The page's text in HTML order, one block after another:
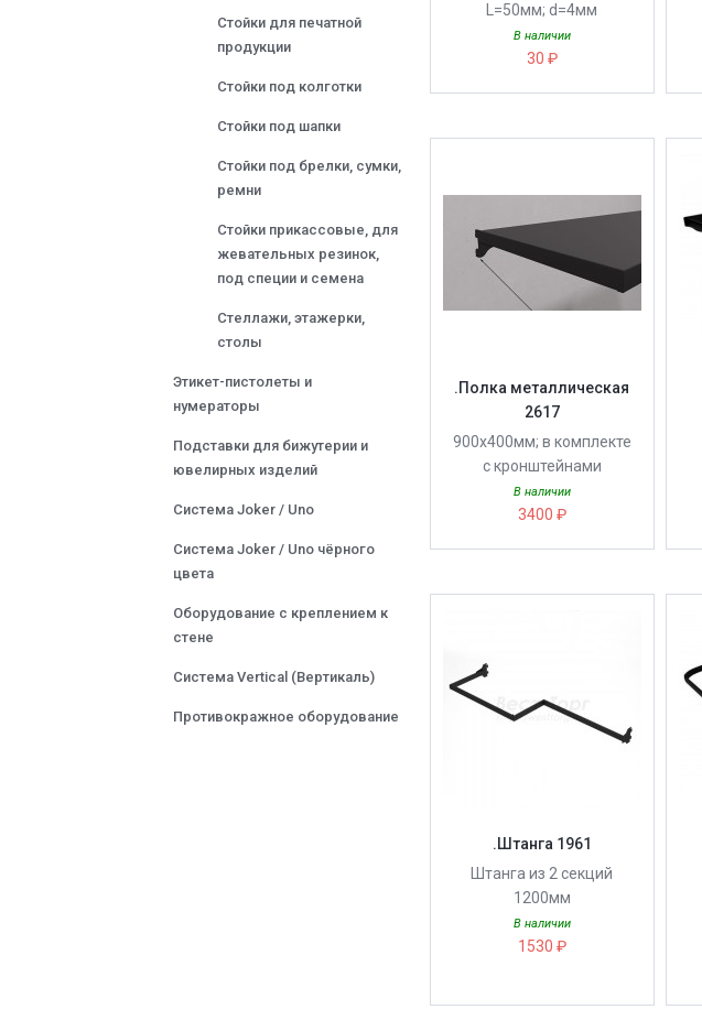
L=50мм; d=4мм
В наличии
30 ₽
.Полка металлическая
2617
900х400мм; в комплекте
с кронштейнами
В наличии
3400 ₽
.Штанга 1961
Штанга из 2 секций
1200мм
В наличии
1530 ₽
Стойки для печатной
продукции
Стойки под колготки
Стойки под шапки
Стойки под брелки, сумки,
ремни
Стойки прикассовые, для
жевательных резинок,
под специи и семена
Стеллажи, этажерки,
столы
Этикет-пистолеты и
нумераторы
Подставки для бижутерии и
ювелирных изделий
Система Joker / Uno
Система Joker / Uno чёрного
цвета
Оборудование с креплением к
стене
Система Vertical (Вертикаль)
Противокражное оборудование